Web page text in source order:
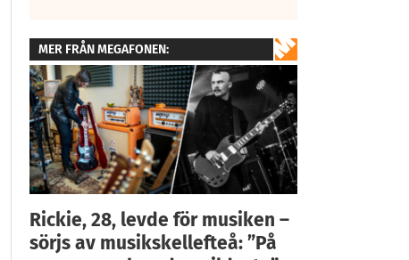
MER FRÅN MEGAFONEN:
Rickie, 28, levde för musiken –
sörjs av musikskellefteå: ”På